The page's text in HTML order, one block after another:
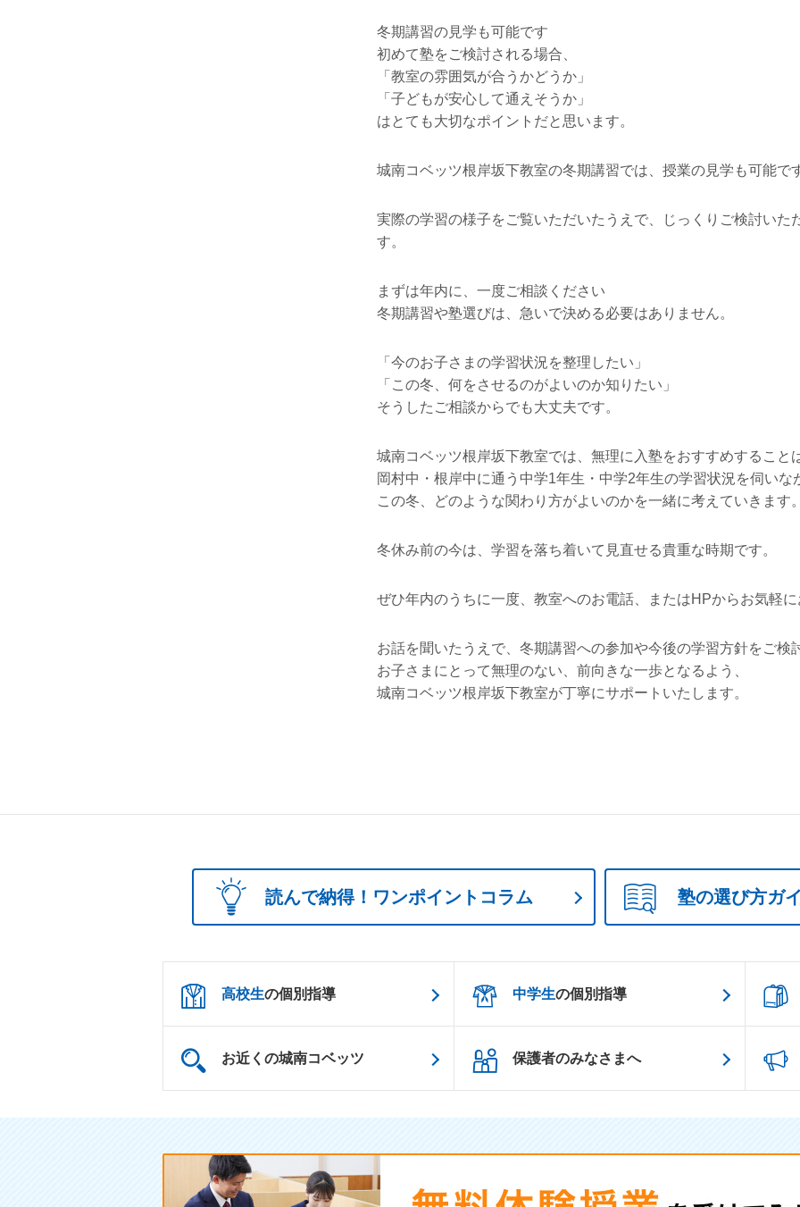
冬期講習の見学も可能です
初めて塾をご検討される場合、
「教室の雰囲気が合うかどうか」
「子どもが安心して通えそうか」
はとても大切なポイントだと思います。
城南コベッツ根岸坂下教室の冬期講習では、授業の見学も可能で
実際の学習の様子をご覧いただいたうえで、じっくりご検討いた
す。
まずは年内に、一度ご相談ください
冬期講習や塾選びは、急いで決める必要はありません。
「今のお子さまの学習状況を整理したい」
「この冬、何をさせるのがよいのか知りたい」
そうしたご相談からでも大丈夫です。
城南コベッツ根岸坂下教室では、無理に入塾をおすすめすること
岡村中・根岸中に通う中学1年生・中学2年生の学習状況を伺いな
この冬、どのような関わり方がよいのかを一緒に考えていきます
冬休み前の今は、学習を落ち着いて見直せる貴重な時期です。
ぜひ年内のうちに一度、教室へのお電話、またはHPからお気軽
お話を聞いたうえで、冬期講習への参加や今後の学習方針をご検
お子さまにとって無理のない、前向きな一歩となるよう、
城南コベッツ根岸坂下教室が丁寧にサポートいたします。
読んで納得！ワンポイントコラム 塾の選び方ガ
高校生の個別指導 中学生の個別指導
お近くの城南コベッツ 保護者のみなさまへ